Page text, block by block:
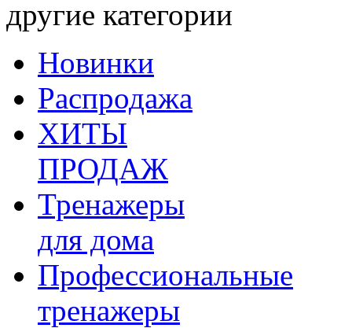
другие категории
Новинки
Распродажа
ХИТЫ
ПРОДАЖ
Тренажеры
для дома
Профессиональные
тренажеры